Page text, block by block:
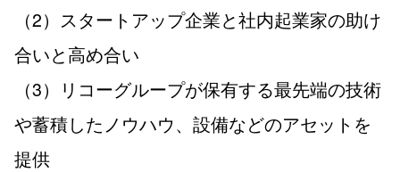
（2）スタートアップ企業と社内起業家の助け
合いと高め合い
（3）リコーグループが保有する最先端の技術
や蓄積したノウハウ、設備などのアセットを
提供